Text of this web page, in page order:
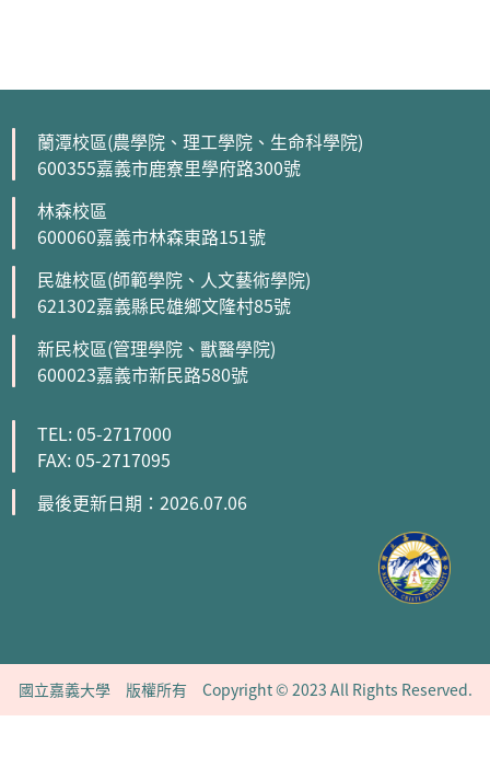
蘭潭校區(農學院、理工學院、生命科學院)
600355嘉義市鹿寮里學府路300號
林森校區
600060嘉義市林森東路151號
民雄校區(師範學院、人文藝術學院)
621302嘉義縣民雄鄉文隆村85號
新民校區(管理學院、獸醫學院)
600023嘉義市新民路580號
TEL: 05-2717000
FAX: 05-2717095
最後更新日期：2026.07.06
國立嘉義大學 版權所有 Copyright © 2023 All Rights Reserved.